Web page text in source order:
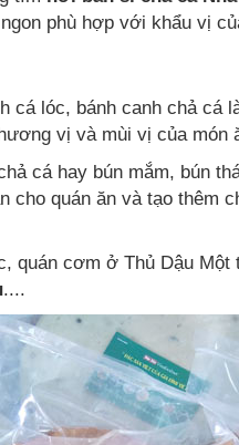
phù hợp với khẩu vị
lóc, bánh canh chả cá
vị và mùi vị của món
cá hay bún mắm, bún
quán ăn và tạo thêm
quán cơm ở Thủ Dậu
....